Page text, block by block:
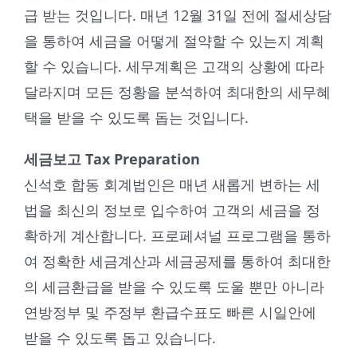
급 받는 것입니다. 매년 12월 31일 전에 절세상담
을 통하여 세금을 어떻게 절약할 수 있는지 계획
할 수 있습니다. 세무계획은 고객의 상황에 따라
달라지며 모든 정황을 분석하여 최대한의 세무혜
택을 받을 수 있도록 돕는 것입니다.
세금보고 Tax Preparation
신석호 합동 회계법인은 매년 새롭게 변하는 세
법을 최신의 정보로 입수하여 고객의 세금을 정
확하게 계산합니다. 프로페셔널 프로그램을 통하
여 정확한 세금계산과 세금공제를 통하여 최대한
의 세금환급을 받을 수 있도록 도울 뿐만 아니라
연방정부 및 주정부 환급수표도 빠른 시일안에
받을 수 있도록 돕고 있습니다.